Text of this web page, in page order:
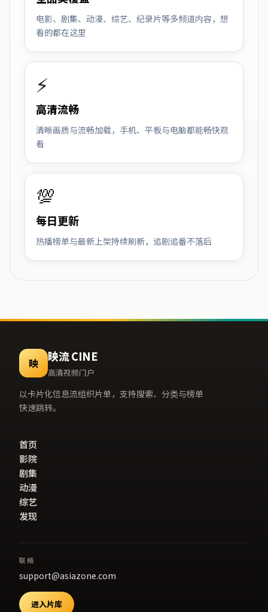
电影、剧集、动漫、综艺、纪录片等多频道内容，想
看的都在这里
⚡
高清流畅
清晰画质与流畅加载，手机、平板与电脑都能畅快观
看
💯
每日更新
热播榜单与最新上架持续刷新，追剧追番不落后
映 映流 CINE
高清视频门户
以卡片化信息流组织片单，支持搜索、分类与榜单
快速跳转。
首页
影院
剧集
动漫
综艺
发现
联络
support@asiazone.com
进入片库